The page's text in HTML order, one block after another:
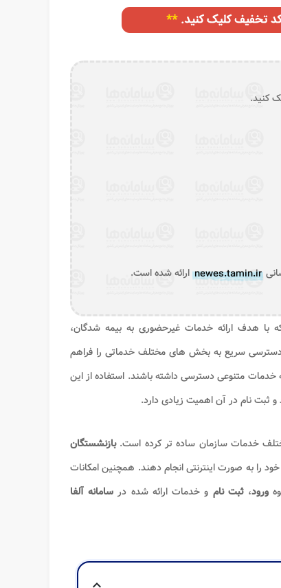
کنید.
newes.tamin.ir ارائه شده است.
با هدف ارائه خدمات غیرحضوری به بیمه شدگان،
دسترسی سریع به بخش های مختلف خدماتی را فراهم
خدمات متنوعی دسترسی داشته باشند. استفاده از این
ثبت نام در آن اهمیت زیادی دارد.
خدمات سازمان ساده تر کرده است.بازنشستگان
خود را به صورت اینترنتی انجام دهند. همچنین امکانات
ورود،ثبت نام و خدمات ارائه شده در سامانه آلفا